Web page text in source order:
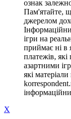
ознак
Пам'ятайте,
джерелом
ігри на
приймає ні в
платежів, які
азартними
які
X